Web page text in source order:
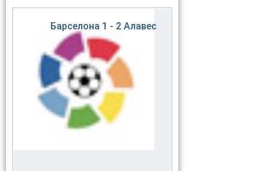
Барселона 1 - 2 Алавес